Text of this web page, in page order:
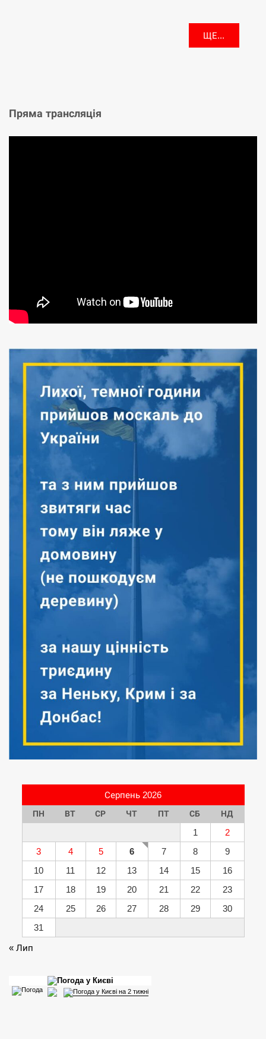
ЩЕ...
Пряма трансляція
Серпень 2026
ПН ВТ СР ЧТ ПТ СБ НД
1
2
3
4 5 6 7 8
9
10
11 12 13 14 15
16
17
18 19 20 21 22
23
24
25 26 27 28 29
30
31
« Лип